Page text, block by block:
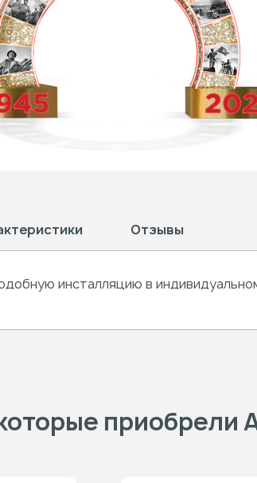
Отзывы
инсталляцию в
приобрели